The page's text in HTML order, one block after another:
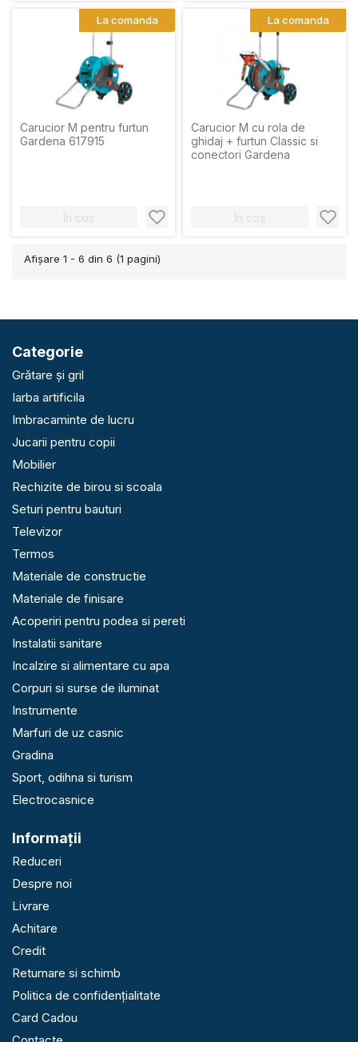
Carucior M pentru furtun
Gardena 617915
În coș
La comanda
Carucior M cu rola de
ghidaj + furtun Classic si
conectori Gardena
În coș
La comanda
Afişare 1 - 6 din 6 (1 pagini)
Categorie
Grătare și gril
Iarba artificila
Imbracaminte de lucru
Jucarii pentru copii
Mobilier
Rechizite de birou si scoala
Seturi pentru bauturi
Televizor
Termos
Materiale de constructie
Materiale de finisare
Acoperiri pentru podea si pereti
Instalatii sanitare
Incalzire si alimentare cu apa
Corpuri si surse de iluminat
Instrumente
Marfuri de uz casnic
Gradina
Sport, odihna si turism
Electrocasnice
Informaţii
Reduceri
Despre noi
Livrare
Achitare
Credit
Returnare si schimb
Politica de confidențialitate
Card Cadou